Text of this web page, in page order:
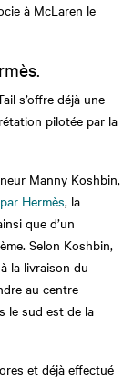
à McLaren le
s’offre déjà une
pilotée par la
Manny Koshbin,
Hermès, la
que d’un
Selon Koshbin,
la livraison du
au centre
le sud est de la
et déjà effectué